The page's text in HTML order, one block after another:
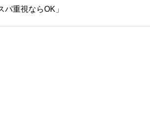
パ重視ならOK」